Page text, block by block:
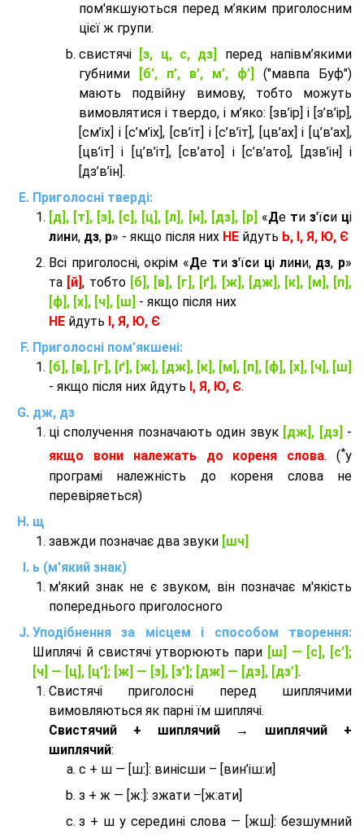
пом'якшуються перед м’яким приголосним
цієї ж групи.
cвистячі
[з, ц, с, дз]
перед напівм’якими
губними
[б’, п’, в’, м’, ф’]
("мавпа Буф")
мають подвійну вимову, тобто можуть
вимовлятися і твердо, і м’яко: [зв’ір] і [з’в’ір],
[см’іх] і [с’м’іх], [св’іт] і [с’в’іт], [цв’ах] і [ц’в’ах],
[цв’іт] і [ц’в’іт], [св’ато] і [с’в’ато], [дзв’iн] і
[дз’в’iн].
Приголосні тверді:
[д], [т], [з], [с], [ц], [л], [н], [дз], [р] «Де ти з'їси ці
лини, дз, р» - якщо після них НЕ йдуть Ь, І, Я, Ю, Є
Всі приголосні, окрім «Де тиз'їси ці лини, дз, р»
та [й], тобто [б], [в], [г], [ґ], [ж], [дж], [к], [м], [п],
[ф], [х], [ч], [ш] - якщо після них
НЕ йдуть І, Я, Ю, Є
Приголосні пом'якшені:
[б], [в], [г], [ґ], [ж], [дж], [к], [м], [п], [ф], [х], [ч], [ш]
- якщо після них йдуть І, Я, Ю, Є.
дж, дз
ці сполучення позначають один звук [дж], [дз] -
якщо вони належать до кореня слова. (*у
програмі належність до кореня слова не
перевіряеться)
щ
завжди позначає два звуки [шч]
ь (м'який знак)
м'який знак не є звуком, він позначає м'якість
попереднього приголосного
Уподібнення за місцем і способом творення:
Шиплячі й свистячі утворюють пари [ш] — [c], [с’];
[ч] — [ц], [ц’]; [ж] — [з], [з’]; [дж] — [дз], [дз’] .
Свистячі приголосні перед шиплячими
вимовляються як парні їм шиплячі.
Cвистячий + шиплячий → шиплячий +
шиплячий:
с + ш — [ш:]: винісши – [вин’іш:и]
з + ж — [ж:]: зжати –[ж:ати]
з + ш у середині слова — [жш]: безшумний